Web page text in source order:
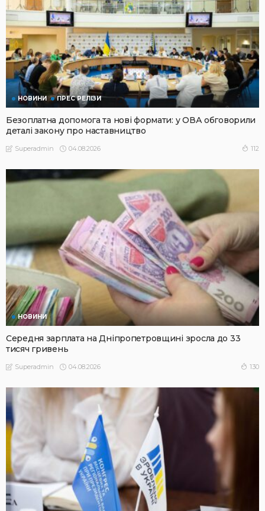
НОВИНИ ПРЕС РЕЛІЗИ
Безоплатна допомога та нові формати: у ОВА обговорили
деталі закону про наставництво
Superadmin 04.08.2026 112
НОВИНИ
Середня зарплата на Дніпропетровщині зросла до 33
тисяч гривень
Superadmin 04.08.2026 130